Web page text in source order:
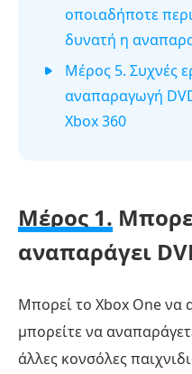
οποιαδήποτε
δυνατή η
Μέρος 5. Συχνές
αναπαραγωγή
Xbox 360
Μέρος 1.
αναπαράγει
Μπορεί το Xbox One να
μπορείτε να
άλλες κονσόλες